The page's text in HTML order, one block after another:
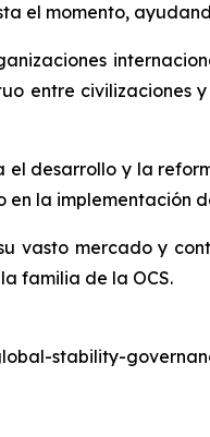
el momento,
entre civilizaciones
desarrollo y la
en la implementación
vasto mercado y
familia de la OCS.
stability-